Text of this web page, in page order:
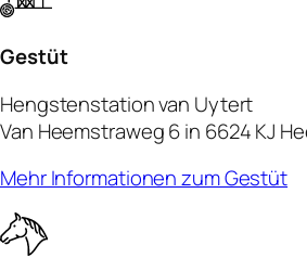
Gestüt
Hengstenstation van Uytert
Van Heemstraweg 6 in 6624 KJ
Mehr Informationen zum Gestüt